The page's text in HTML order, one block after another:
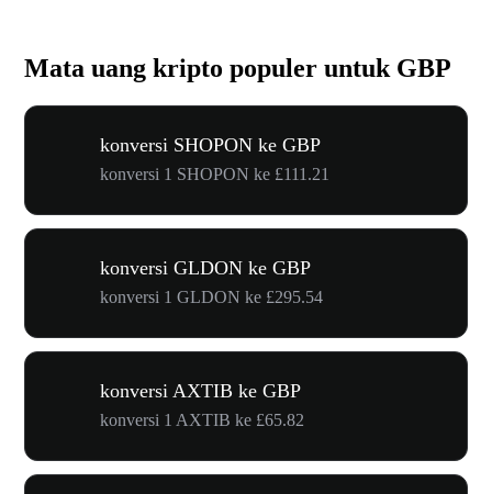
Mata uang kripto populer untuk GBP
konversi SHOPON ke GBP
konversi 1 SHOPON ke £111.21
konversi GLDON ke GBP
konversi 1 GLDON ke £295.54
konversi AXTIB ke GBP
konversi 1 AXTIB ke £65.82